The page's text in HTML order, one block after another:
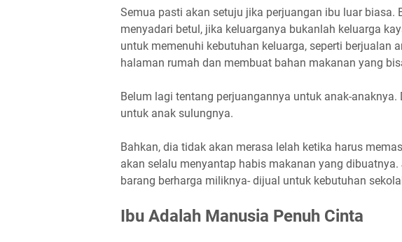
Semua pasti akan setuju jika perjuangan ibu luar biasa.
menyadari betul, jika keluarganya bukanlah keluarga
untuk memenuhi kebutuhan keluarga, seperti berjualan
halaman rumah dan membuat bahan makanan yang
Belum lagi tentang perjuangannya untuk anak-
untuk anak sulungnya.
Bahkan, dia tidak akan merasa lelah ketika harus
akan selalu menyantap habis makanan yang
barang berharga miliknya- dijual untuk kebutuhan
Ibu Adalah Manusia Penuh Cinta